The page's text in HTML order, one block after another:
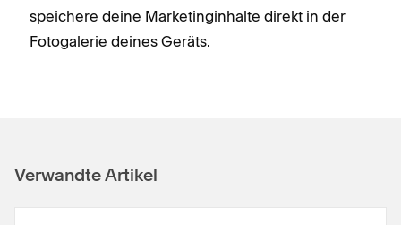
speichere deine Marketinginhalte direkt in der
Fotogalerie deines Geräts.
Verwandte Artikel